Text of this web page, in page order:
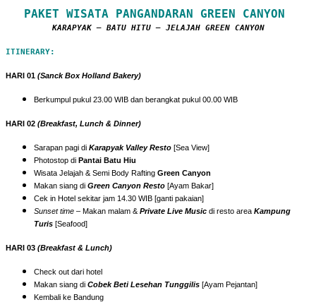
PAKET WISATA PANGANDARAN GREEN CANYON
KARAPYAK – BATU HITU – JELAJAH GREEN CANYON
ITINERARY:
HARI 01 (Sanck Box Holland Bakery)
Berkumpul pukul 23.00 WIB dan berangkat pukul 00.00 WIB
HARI 02 (Breakfast, Lunch & Dinner)
Sarapan pagi di Karapyak Valley Resto [Sea View]
Photostop di Pantai Batu Hiu
Wisata Jelajah & Semi Body Rafting Green Canyon
Makan siang di Green Canyon Resto [Ayam Bakar]
Cek in Hotel sekitar jam 14.30 WIB [ganti pakaian]
Sunset time – Makan malam &Private Live Music di resto area Kampung
Turis [Seafood]
HARI 03 (Breakfast & Lunch)
Check out dari hotel
Makan siang di Cobek Beti Lesehan Tunggilis [Ayam Pejantan]
Kembali ke Bandung